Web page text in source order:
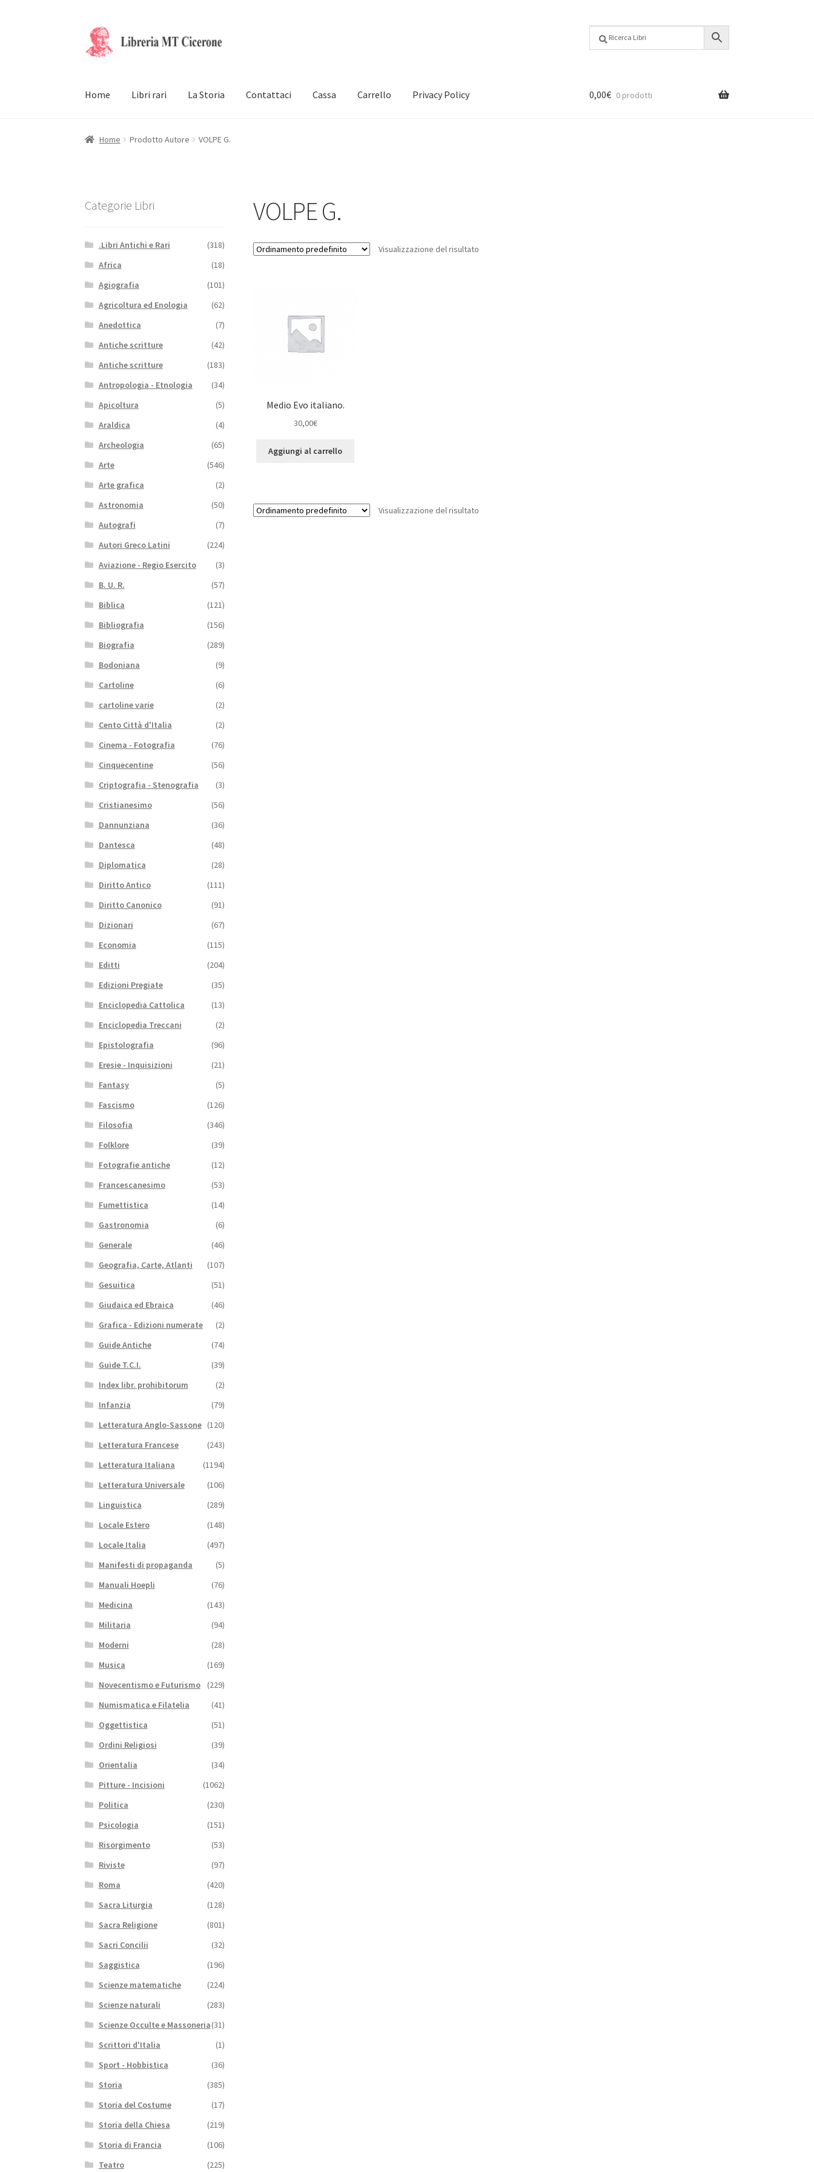
Vai
alla
Vai
al
Home Libri rari La Storia Contattaci Cassa Carrello Privacy Policy 0,00€ 0 prodotti
Home Prodotto Autore VOLPE G.
VOLPE G.
Visualizzazione del risultato
Medio Evo italiano.
30,00€
Aggiungi al carrello
Visualizzazione del risultato
Categorie Libri
.Libri Antichi e Rari
(318)
Africa
(18)
Agiografia
(101)
Agricoltura ed Enologia
(62)
Anedottica
(7)
Antiche scritture
(42)
Antiche scritture
(183)
Antropologia - Etnologia
(34)
Apicoltura
(5)
Araldica
(4)
Archeologia
(65)
Arte
(546)
Arte grafica
(2)
Astronomia
(50)
Autografi
(7)
Autori Greco Latini
(224)
Aviazione - Regio Esercito
(3)
B. U. R.
(57)
Biblica
(121)
Bibliografia
(156)
Biografia
(289)
Bodoniana
(9)
Cartoline
(6)
cartoline varie
(2)
Cento Città d'Italia
(2)
Cinema - Fotografia
(76)
Cinquecentine
(56)
Criptografia - Stenografia
(3)
Cristianesimo
(56)
Dannunziana
(36)
Dantesca
(48)
Diplomatica
(28)
Diritto Antico
(111)
Diritto Canonico
(91)
Dizionari
(67)
Economia
(115)
Editti
(204)
Edizioni Pregiate
(35)
Enciclopedia Cattolica
(13)
Enciclopedia Treccani
(2)
Epistolografia
(96)
Eresie - Inquisizioni
(21)
Fantasy
(5)
Fascismo
(126)
Filosofia
(346)
Folklore
(39)
Fotografie antiche
(12)
Francescanesimo
(53)
Fumettistica
(14)
Gastronomia
(6)
Generale
(46)
Geografia, Carte, Atlanti
(107)
Gesuitica
(51)
Giudaica ed Ebraica
(46)
Grafica - Edizioni numerate
(2)
Guide Antiche
(74)
Guide T.C.I.
(39)
Index libr. prohibitorum
(2)
Infanzia
(79)
Letteratura Anglo-Sassone (120)
Letteratura Francese
(243)
Letteratura Italiana
(1194)
Letteratura Universale
(106)
Linguistica
(289)
Locale Estero
(148)
Locale Italia
(497)
Manifesti di propaganda
(5)
Manuali Hoepli
(76)
Medicina
(143)
Militaria
(94)
Moderni
(28)
Musica
(169)
Novecentismo e Futurismo
(229)
Numismatica e Filatelia
(41)
Oggettistica
(51)
Ordini Religiosi
(39)
Orientalia
(34)
Pitture - Incisioni
(1062)
Politica
(230)
Psicologia
(151)
Risorgimento
(53)
Riviste
(97)
Roma
(420)
Sacra Liturgia
(128)
Sacra Religione
(801)
Sacri Concilii
(32)
Saggistica
(196)
Scienze matematiche
(224)
Scienze naturali
(283)
Scienze Occulte e Massoneria(31)
Scrittori d'Italia
(1)
Sport - Hobbistica
(36)
Storia
(385)
Storia del Costume
(17)
Storia della Chiesa
(219)
Storia di Francia
(106)
Teatro
(225)